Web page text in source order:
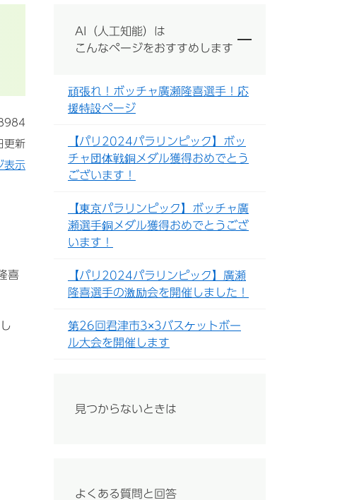
更新
表示
喜
AI（人工知能）は
こんなページをおすすめします
頑張れ！ボッチャ廣瀬隆喜選手！応
援特設ページ
【パリ2024パラリンピック】ボッ
チャ団体戦銅メダル獲得おめでとう
ございます！
【東京パラリンピック】ボッチャ廣
瀬選手銅メダル獲得おめでとうござ
います！
【パリ2024パラリンピック】廣瀬
隆喜選手の激励会を開催しました！
第26回君津市3×3バスケットボー
ル大会を開催します
見つからないときは
よくある質問と回答